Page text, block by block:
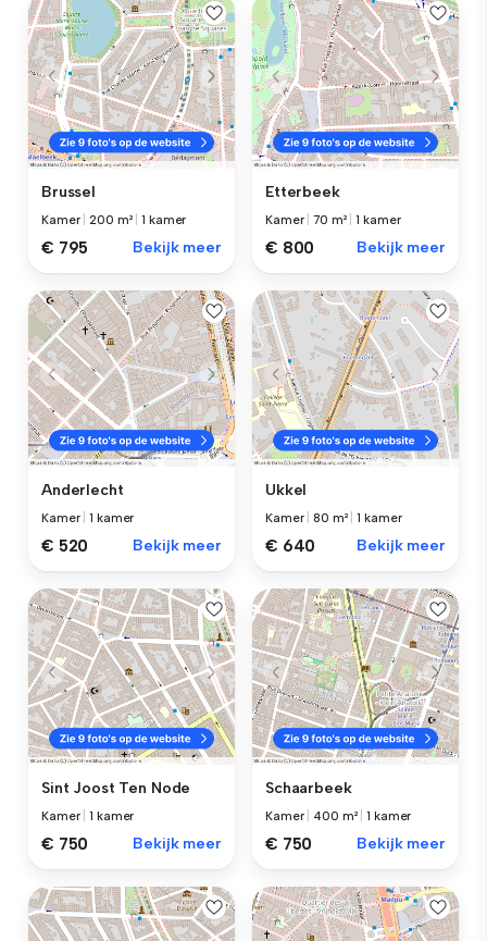
Brussel
Kamer |200 m² |1 kamer
€ 795 Bekijk meer
Etterbeek
Kamer |70 m² |1 kamer
€ 800 Bekijk meer
Anderlecht
Kamer |1 kamer
€ 520 Bekijk meer
Ukkel
Kamer |80 m² |1 kamer
€ 640 Bekijk meer
Sint Joost Ten Node
Kamer |1 kamer
€ 750 Bekijk meer
Schaarbeek
Kamer 400 m² |1 kamer
€ 750 Bekijk meer